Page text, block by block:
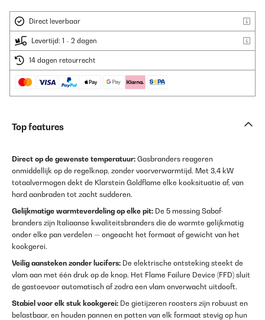
Direct leverbaar
Levertijd: 1 - 2 dagen
14 dagen retourrecht
Top features
Direct op de gewenste temperatuur: Gasbranders reageren
onmiddellijk op de regelknop, zonder voorverwarmtijd. Met 3,4 kW
totaalvermogen dekt de Klarstein Goldflame elke kooksituatie af, van
hard aanbraden tot zacht sudderen.
Gelijkmatige warmteverdeling op elke pit: De 5 messing Sabaf-
branders zijn Italiaanse kwaliteitsbranders die de warmte gelijkmatig
onder elke pan verdelen — ongeacht het formaat of gewicht van het
kookgerei.
Veilig aansteken zonder lucifers: De elektrische ontsteking steekt de
vlam aan met één druk op de knop. Het Flame Failure Device (FFD) sluit
de gastoevoer automatisch af zodra een vlam onverwacht uitdooft.
Stabiel voor elk stuk kookgerei: De gietijzeren roosters zijn robuust en
belastbaar, en houden pannen en potten van elk formaat stevig op hun